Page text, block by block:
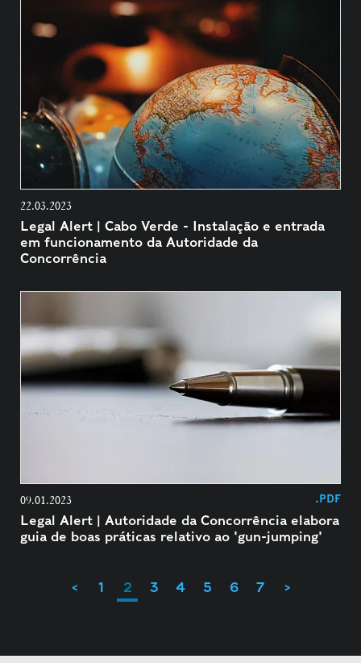
22.03.2023
Legal Alert | Cabo Verde - Instalação e entrada
em funcionamento da Autoridade da
Concorrência
09.01.2023 .PDF
Legal Alert | Autoridade da Concorrência elabora
guia de boas práticas relativo ao 'gun-jumping'
< 1 2 3 4 5 6 7 >